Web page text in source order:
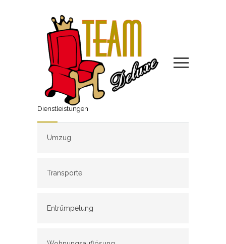
Dienstleistungen
Umzug
Transporte
Entrümpelung